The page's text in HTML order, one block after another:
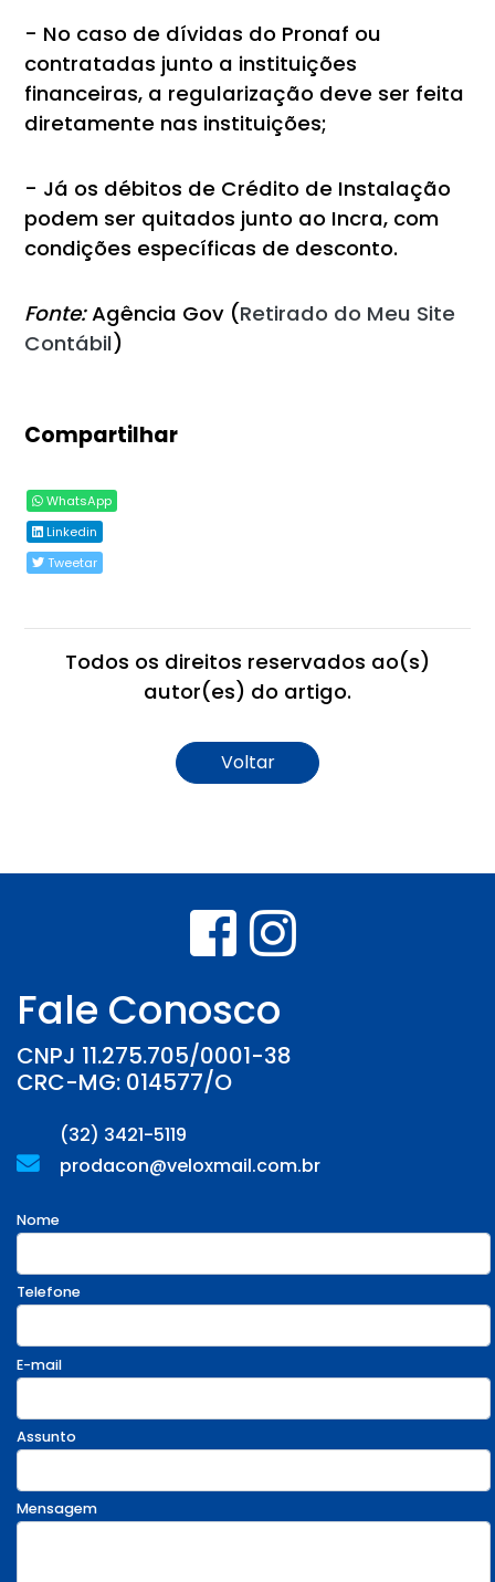
- No caso de dívidas do Pronaf ou
contratadas junto a instituições
financeiras, a regularização deve ser feita
diretamente nas instituições;
- Já os débitos de Crédito de Instalação
podem ser quitados junto ao Incra, com
condições específicas de desconto.
Fonte:Agência Gov (Retirado do Meu Site
Contábil)
Compartilhar
WhatsApp
Linkedin
Tweetar
Todos os direitos reservados ao(s)
autor(es) do artigo.
Voltar
Fale Conosco
CNPJ 11.275.705/0001-38
CRC-MG: 014577/O
(32) 3421-5119
prodacon@veloxmail.com.br
Nome
Telefone
E-mail
Assunto
Mensagem